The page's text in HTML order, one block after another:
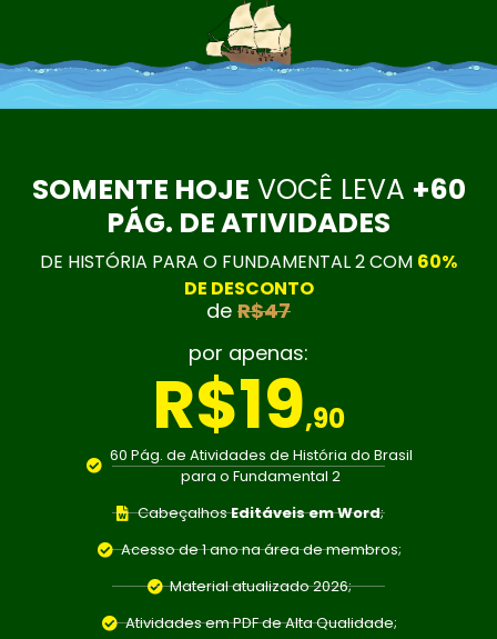
SOMENTE HOJE VOCÊ LEVA +60
PÁG. DE ATIVIDADES
DE HISTÓRIA PARA O FUNDAMENTAL 2 COM 60%
DE DESCONTO
de R$47
por apenas:
R$19,90
60 Pág. de Atividades de História do Brasil
para o Fundamental 2
CabeçalhosEditáveis em Word;
Acesso de 1 ano na área de membros;
Material atualizado2026;
Atividades em PDF de Alta Qualidade;